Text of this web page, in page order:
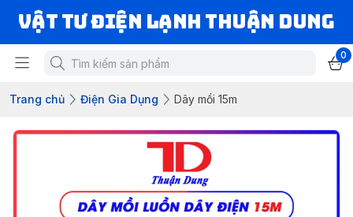
VẬT TƯ ĐIỆN LẠNH THUẬN DUNG
0
Trang chủ Điện Gia Dụng Dây mồi 15m